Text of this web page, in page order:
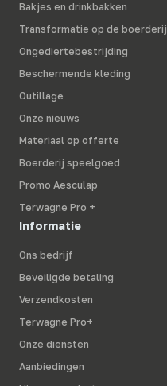
Bakjes en drinkbakken
Transformatie op de boerderij
Ongediertebestrijding
Beschermende kleding
Outillage
Onze nieuws
Materiaal op offerte
Boerderij speelgoed
Promo Aesculap
Terwagne Pro +
Informatie
Ons bedrijf
Beveiligde betaling
Verzendkosten
Terwagne Pro+
Onze diensten
Aanbiedingen